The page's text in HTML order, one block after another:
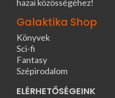
hazai közösségéhez!
Galaktika Shop
Könyvek
Sci-fi
Fantasy
Szépirodalom
ELÉRHETŐSÉGEINK